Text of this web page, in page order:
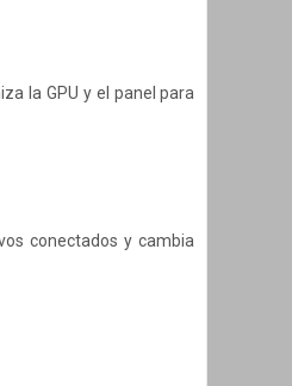
la GPU y el panel para
conectados y cambia